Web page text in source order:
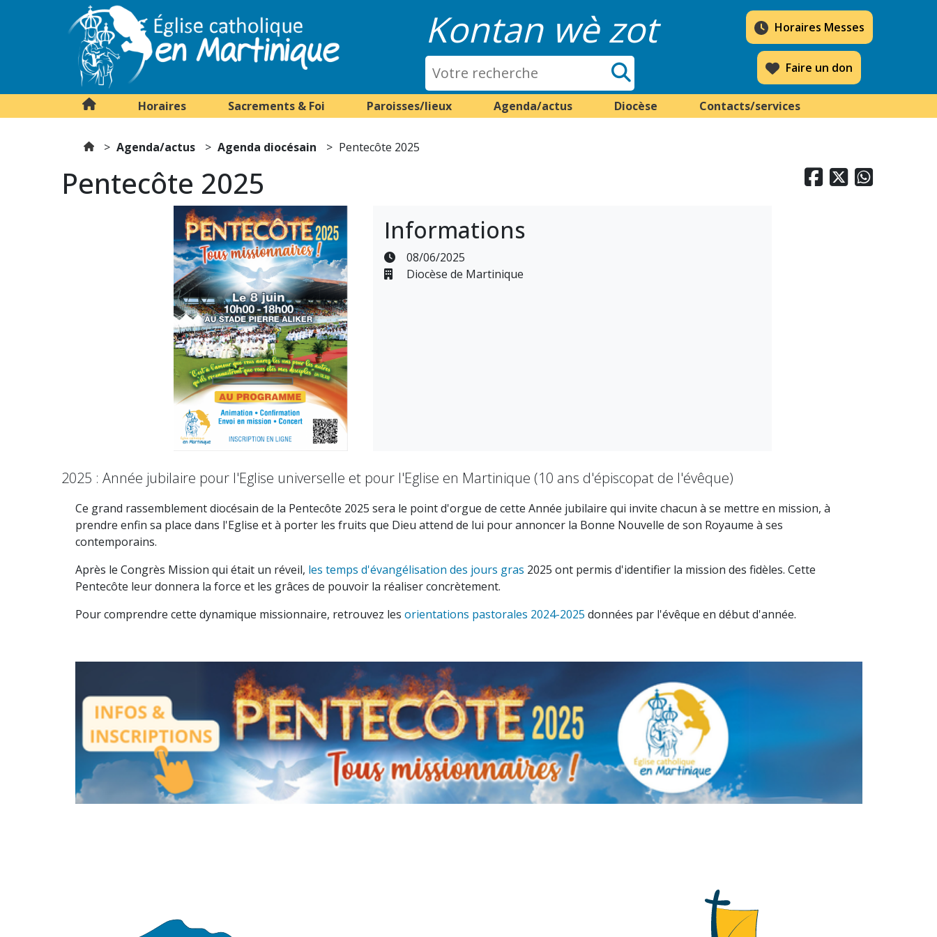
Kontan wè zot Horaires Messes
Faire un don
Horaires Sacrements & Foi Paroisses/lieux Agenda/actus Diocèse Contacts/services
Agenda/actus Agenda diocésain Pentecôte 2025
  
Pentecôte 2025
Informations
08/06/2025
Diocèse de Martinique
2025 : Année jubilaire pour l'Eglise universelle et pour l'Eglise en Martinique (10 ans d'épiscopat de l'évêque)
Ce grand rassemblement diocésain de la Pentecôte 2025 sera le point d'orgue de cette Année jubilaire qui invite chacun à se mettre en mission, à
prendre enfin sa place dans l'Eglise et à porter les fruits que Dieu attend de lui pour annoncer la Bonne Nouvelle de son Royaume à ses
contemporains.
Après le Congrès Mission qui était un réveil, les temps d'évangélisation des jours gras 2025 ont permis d'identifier la mission des fidèles. Cette
Pentecôte leur donnera la force et les grâces de pouvoir la réaliser concrètement.
Pour comprendre cette dynamique missionnaire, retrouvez les orientations pastorales 2024-2025 données par l'évêque en début d'année.